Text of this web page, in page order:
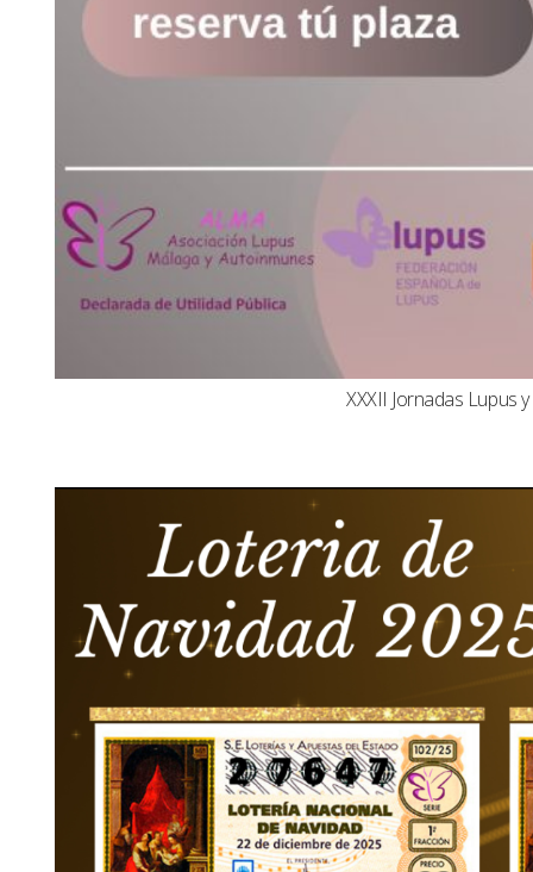
XXXII Jornadas Lupus